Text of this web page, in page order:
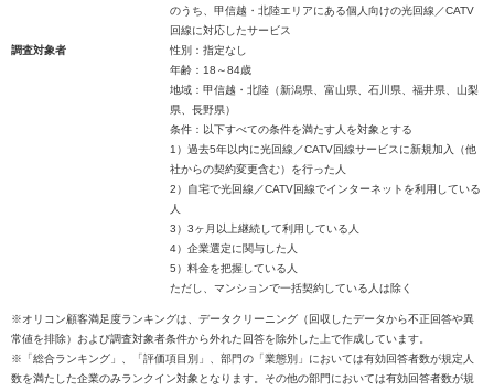
のうち、甲信越・北陸エリアにある個人向けの光回線／CATV
回線に対応したサービス
調査対象者
性別：指定なし
年齢：18～84歳
地域：甲信越・北陸（新潟県、富山県、石川県、福井県、山梨
県、長野県）
条件：以下すべての条件を満たす人を対象とする
1）過去5年以内に光回線／CATV回線サービスに新規加入（他
社からの契約変更含む）を行った人
2）自宅で光回線／CATV回線でインターネットを利用している
人
3）3ヶ月以上継続して利用している人
4）企業選定に関与した人
5）料金を把握している人
ただし、マンションで一括契約している人は除く
※オリコン顧客満足度ランキングは、データクリーニング（回収したデータから不正回答や異
常値を排除）および調査対象者条件から外れた回答を除外した上で作成しています。
※「総合ランキング」、「評価項目別」、部門の「業態別」においては有効回答者数が規定人
数を満たした企業のみランクイン対象となります。その他の部門においては有効回答者数が規